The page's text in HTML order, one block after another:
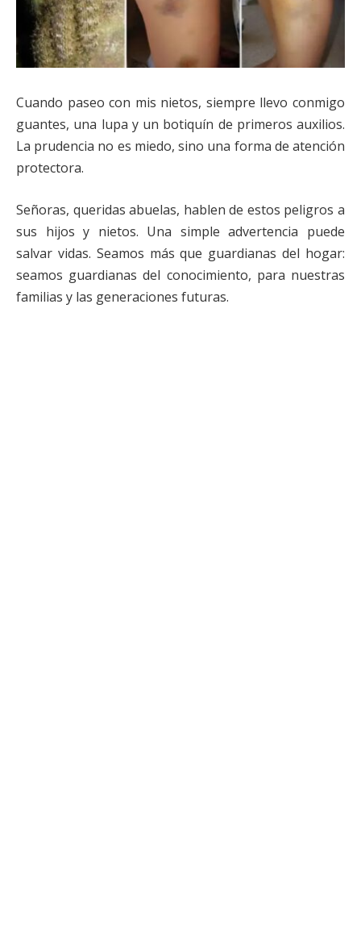
Cuando paseo con mis nietos, siempre llevo conmigo
guantes, una lupa y un botiquín de primeros auxilios.
La prudencia no es miedo, sino una forma de atención
protectora.
Señoras, queridas abuelas, hablen de estos peligros a
sus hijos y nietos. Una simple advertencia puede
salvar vidas. Seamos más que guardianas del hogar:
seamos guardianas del conocimiento, para nuestras
familias y las generaciones futuras.